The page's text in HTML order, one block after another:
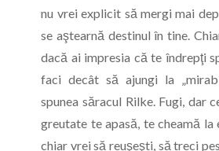
nu vrei explicit să mergi mai
se aştearnă destinul în tine.
dacă ai impresia că te îndrepţi
faci decât să ajungi la
spunea săracul Rilke. Fugi, dar
greutate te apasă, te cheamă la
chiar vrei să reuşeşti, să treci